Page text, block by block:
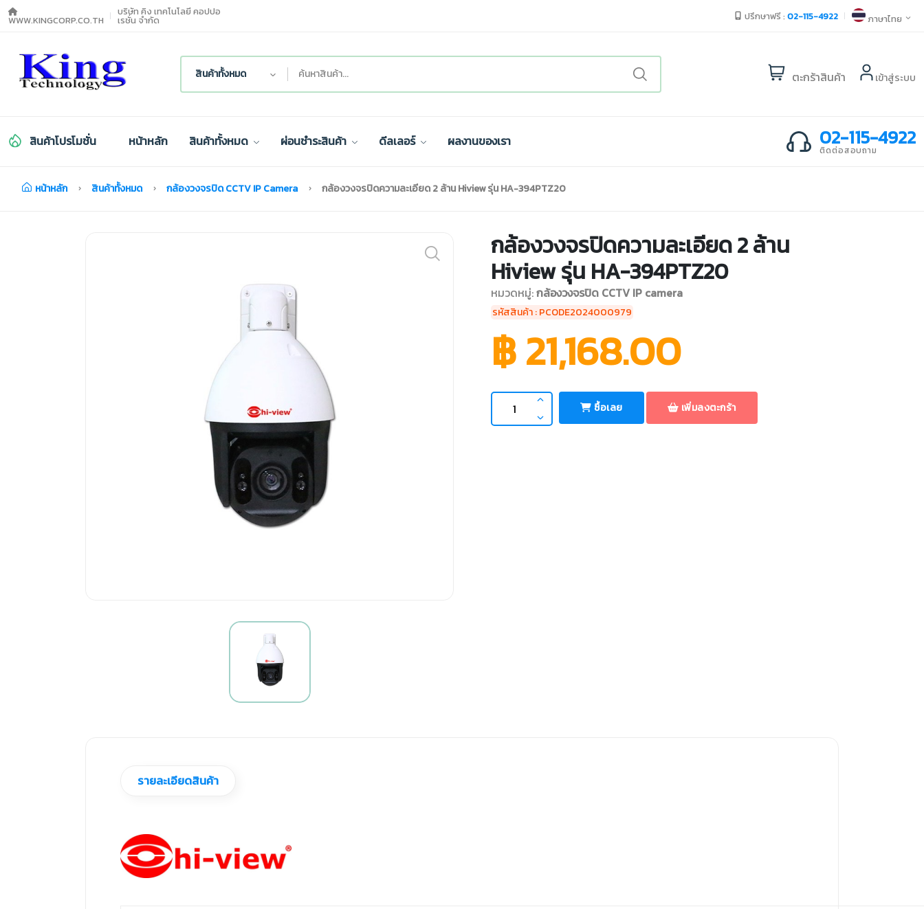
WWW.KINGCORP.CO.TH
บริษัท คิง เทคโนโลยี คอปปอ
เรชั่น จำกัด ปรึกษาฟรี : 02-115-4922 ภาษาไทย
สินค้าทั้งหมด ตะกร้าสินค้า เข้าสู่ระบบ
สินค้าโปรโมชั่น หน้าหลัก สินค้าทั้งหมด ผ่อนชำระสินค้า ดีลเลอร์ ผลงานของเรา 02-115-4922
ติดต่อสอบถาม
หน้าหลัก สินค้าทั้งหมด กล้องวงจรปิด CCTV IP Camera กล้องวงจรปิดความละเอียด 2 ล้าน Hiview รุ่น HA-394PTZ20
กล้องวงจรปิดความละเอียด 2 ล้าน
Hiview รุ่น HA-394PTZ20
หมวดหมู่:กล้องวงจรปิด CCTV IP camera
รหัสสินค้า : PCODE2024000979
฿ 21,168.00
ซื้อเลย เพิ่มลงตะกร้า
รายละเอียดสินค้า